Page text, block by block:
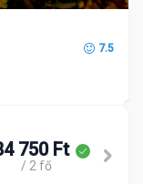
7.5
750 Ft
/ 2 fő